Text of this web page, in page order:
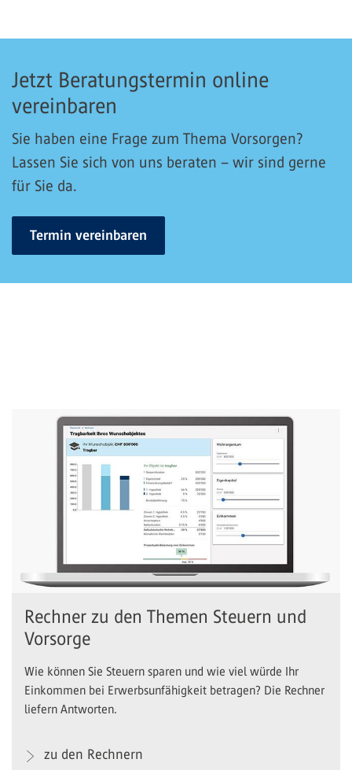
Jetzt Beratungstermin online
vereinbaren
Sie haben eine Frage zum Thema Vorsorgen?
Lassen Sie sich von uns beraten – wir sind gerne
für Sie da.
Termin vereinbaren
Rechner zu den Themen Steuern und
Vorsorge
Wie können Sie Steuern sparen und wie viel würde Ihr
Einkommen bei Erwerbsunfähigkeit betragen? Die Rechner
liefern Antworten.
zu den Rechnern